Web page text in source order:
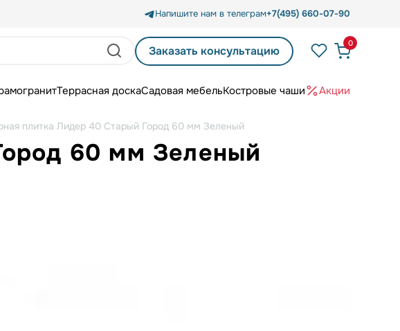
Напишите нам в телеграм+7(495) 660-07-90
Заказать консультацию
0
Террасная доскаСадовая мебельКостровые чаши Акции
плитка Лидер 40 Старый Город 60 мм Зеленый
60 мм Зеленый